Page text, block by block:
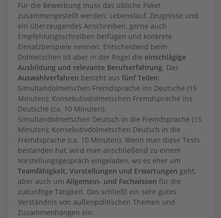
Für die Bewerbung muss das übliche Paket
zusammengestellt werden: Lebenslauf, Zeugnisse und
ein überzeugendes Anschreiben, gerne auch
Empfehlungsschreiben beifügen und konkrete
Einsatzbeispiele nennen. Entscheidend beim
Dolmetschen ist aber in der Regel die einschlägige
Ausbildung und relevante Berufserfahrung. Das
Auswahlverfahren besteht aus fünf Teilen:
Simultandolmetschen Fremdsprache ins Deutsche (15
Minuten); Konsekutivdolmetschen Fremdsprache ins
Deutsche (ca. 10 Minuten);
Simultandolmetschen Deutsch in die Fremdsprache (15
Minuten); Konsekutivdolmetschen Deutsch in die
Fremdsprache (ca. 10 Minuten). Wenn man diese Tests
bestanden hat, wird man anschließend zu einem
Vorstellungsgespräch eingeladen, wo es eher um
Teamfähigkeit, Vorstellungen und Erwartungen geht,
aber auch um Allgemein- und Fachwissen für die
zukünftige Tätigkeit. Das schließt ein sehr gutes
Verständnis von außenpolitischen Themen und
Zusammenhängen ein.